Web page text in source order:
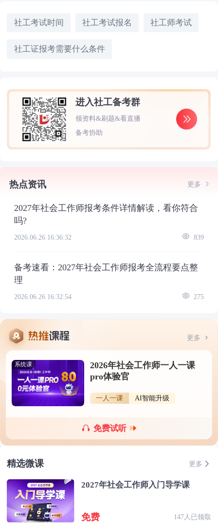
社工考试时间 社工考试报名 社工师考试
社工证报考需要什么条件
进入社工备考群
领资料&刷题&看直播
备考协助
热点资讯 更多
2027年社会工作师报考条件详情解读，看你符合
吗?
2026.06.26 16:36:32 839
备考速看：2027年社会工作师报考全流程要点整
理
2026.06.26 16:32:54 275
更多
系统课
2026年社会工作师一人一课
pro体验官
一人一课 AI智能升级
免费试听
精选微课 更多
2027年社会工作师入门导学课
免费 147人已领取